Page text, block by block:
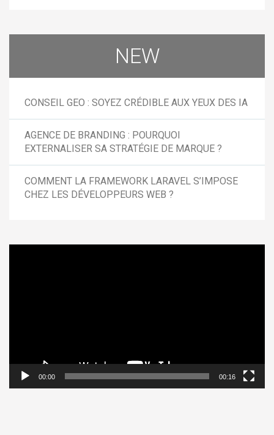
NEW
CONSEIL GEO : SOYEZ CRÉDIBLE AUX YEUX DES IA
AGENCE DE BRANDING : POURQUOI
EXTERNALISER SA STRATÉGIE DE MARQUE ?
COMMENT LA FRAMEWORK LARAVEL S’IMPOSE
CHEZ LES DÉVELOPPEURS WEB ?
00:00 00:16